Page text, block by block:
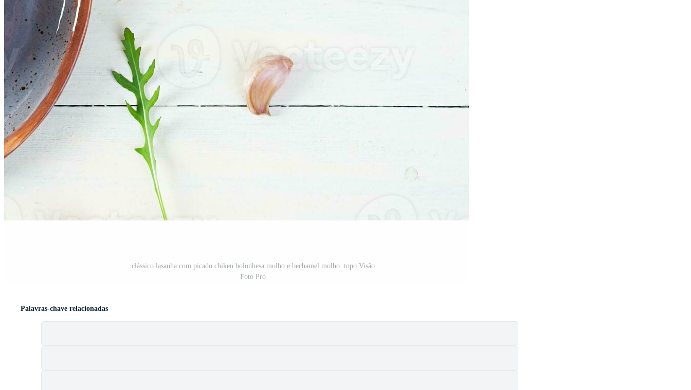
clássico lasanha com picado chiken bolonhesa molho e bechamel molho. topo Visão
Foto Pro
Palavras-chave relacionadas